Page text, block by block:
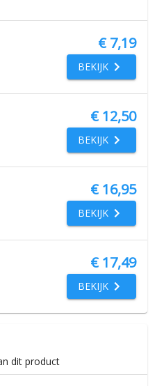
€ 7,19
BEKIJK
€ 12,50
BEKIJK
€ 16,95
BEKIJK
€ 17,49
BEKIJK
dit product